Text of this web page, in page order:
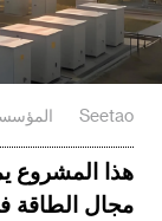
Seetao
هذا المشروع
مجال الطاقة